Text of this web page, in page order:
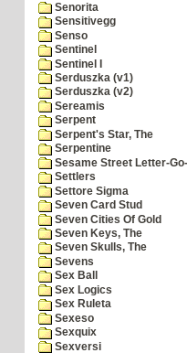
Senorita
Sensitivegg
Senso
Sentinel
Sentinel I
Serduszka (v1)
Serduszka (v2)
Sereamis
Serpent
Serpent's Star, The
Serpentine
Sesame Street Letter-
Settlers
Settore Sigma
Seven Card Stud
Seven Cities Of Gold
Seven Keys, The
Seven Skulls, The
Sevens
Sex Ball
Sex Logics
Sex Ruleta
Sexeso
Sexquix
Sexversi